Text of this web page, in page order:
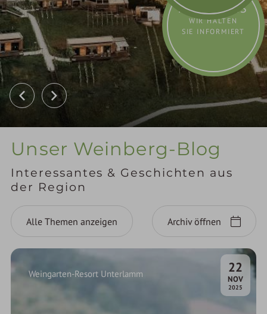
AKTUELLES
WIR HALTEN
SIE INFORMIERT
Unser Weinberg-Blog
Interessantes & Geschichten aus
der Region
Alle Themen anzeigen Archiv öffnen
22
NOV.
2025
Weingarten-Resort Unterlamm